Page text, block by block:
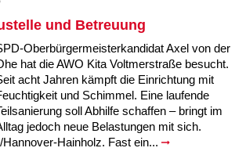
Schneiderberg
Sylter Weg
Tresckowstraße
Voltmerstraße
Sprechstunde
Mühenkamp / Familienzentrum
Petermannstraße /
Pfarrlandplatz
und Betreuung
Oberbürgermeisterkandidat Axel von der
hat die AWO Kita Voltmerstraße besucht.
acht Jahren kämpft die Einrichtung mit
und Schimmel. Eine laufende
soll Abhilfe schaffen – bringt im
jedoch neue Belastungen mit sich.
Hainholz. Fast ein...